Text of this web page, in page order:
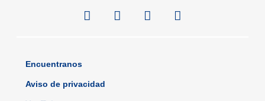
Encuentranos
Aviso de privacidad